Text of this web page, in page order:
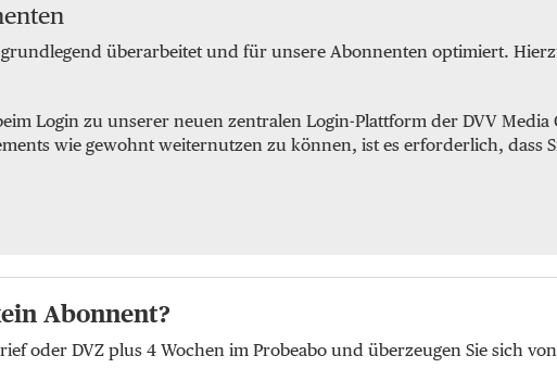
Verkehr
grundlegend überarbeitet und für unsere Abonnenten optimiert.
Login zu unserer neuen zentralen Login-Plattform der DVV
wie gewohnt weiternutzen zu können, ist es erforderlich, dass
Abonnent?
oder DVZ plus 4 Wochen im Probeabo und überzeugen Sie sich